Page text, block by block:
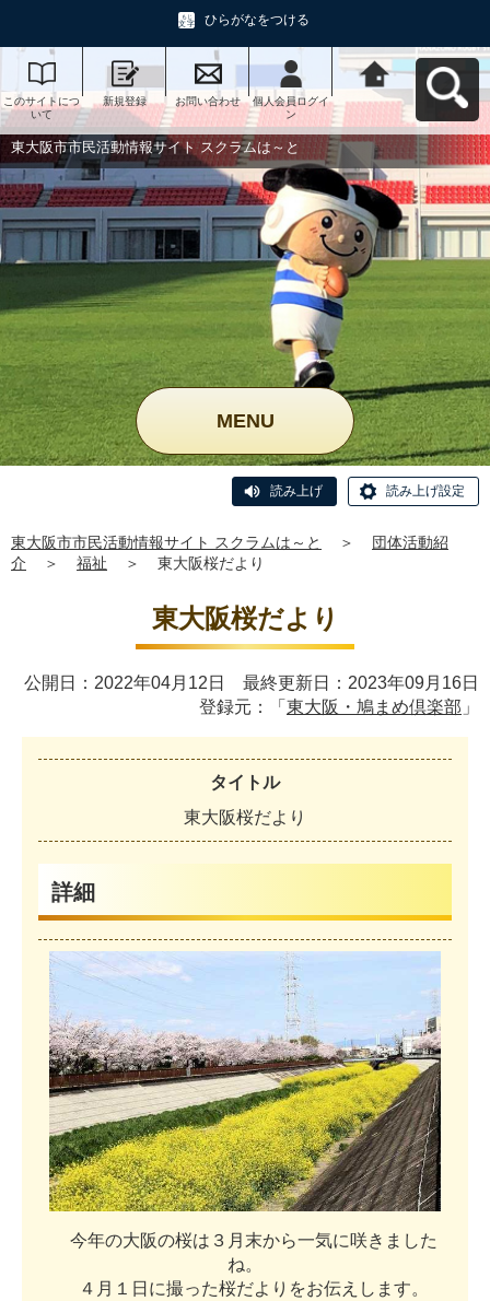
ひらがなをつける
このサイトにつ
いて
新規登録 お問い合わせ
個人会員ログイ
ン
東大阪市市民活
動情報サイト ス
クラムは～とへ
戻る
東大阪市市民活動情報サイト スクラムは～と
MENU
読み上げ 読み上げ設定
東大阪市市民活動情報サイト スクラムは～と ＞
団体活動紹
介
＞ 福祉 ＞ 東大阪桜だより
東大阪桜だより
公開日：2022年04月12日 最終更新日：2023年09月16日
登録元：「 東大阪・鳩まめ倶楽部 」
タイトル
東大阪桜だよ り
詳細
今年の大阪の桜は ３ 月 末から一気に咲き ま した
ね。
４ 月 １ 日 に撮った桜だよ り をお伝え し ま す。